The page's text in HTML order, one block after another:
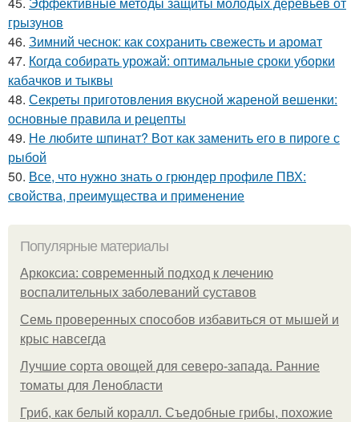
грызунов
46. Зимний чеснок: как сохранить свежесть и аромат
47. Когда собирать урожай: оптимальные сроки уборки
кабачков и тыквы
48. Секреты приготовления вкусной жареной вешенки:
основные правила и рецепты
49. Не любите шпинат? Вот как заменить его в пироге с
рыбой
50. Все, что нужно знать о грюндер профиле ПВХ:
свойства, преимущества и применение
Популярные материалы
Аркоксиа: современный подход к лечению
воспалительных заболеваний суставов
Семь проверенных способов избавиться от мышей и
крыс навсегда
Лучшие сорта овощей для северо-запада. Ранние
томаты для Ленобласти
Гриб, как белый коралл. Съедобные грибы, похожие